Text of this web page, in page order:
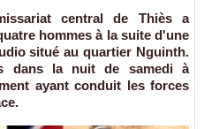
central de Thiès a
hommes à la suite d'une
situé au quartier Nguinth.
dans la nuit de samedi à
ayant conduit les forces